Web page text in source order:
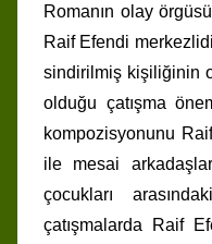
Romanın olay
Raif Efendi
sindirilmiş kişiliğinin
olduğu çatışma
kompozisyonunu
ile mesai
çocukları
çatışmalarda Raif